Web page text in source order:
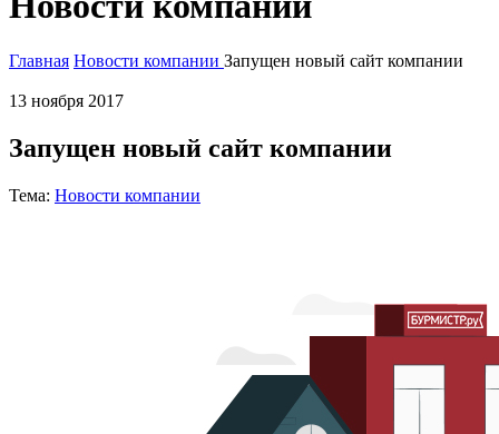
Главная Новости компании Запущен новый сайт компании
13 ноября 2017
Запущен новый сайт компании
Тема: Новости компании